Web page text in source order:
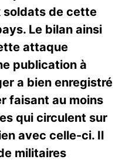
soldats de cette
Le bilan ainsi
attaque
publication à
a bien enregistré
faisant au moins
qui circulent sur
avec celle-ci. Il
militaires